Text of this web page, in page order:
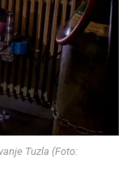
Tuzla (Foto: